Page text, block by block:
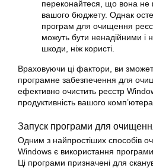
переконайтеся, що вона не
вашого бюджету. Однак
програм для очищення
можуть бути ненадійними і
шкоди, ніж користі.
Враховуючи ці фактори, ви
програмне забезпечення для
ефективно очистить реєстр
продуктивність вашого комп’ютера.
Запуск програми для
Одним з найпростіших способів
Windows є використання
Ці програми призначені для